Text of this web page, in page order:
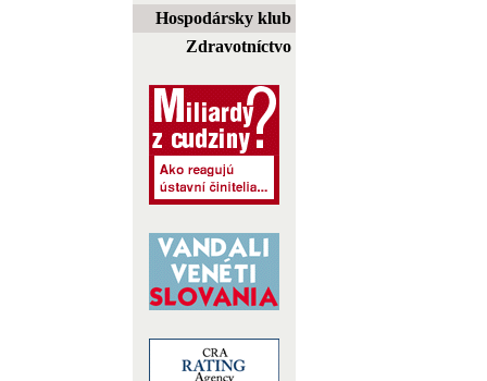
Hospodársky klub
Zdravotníctvo